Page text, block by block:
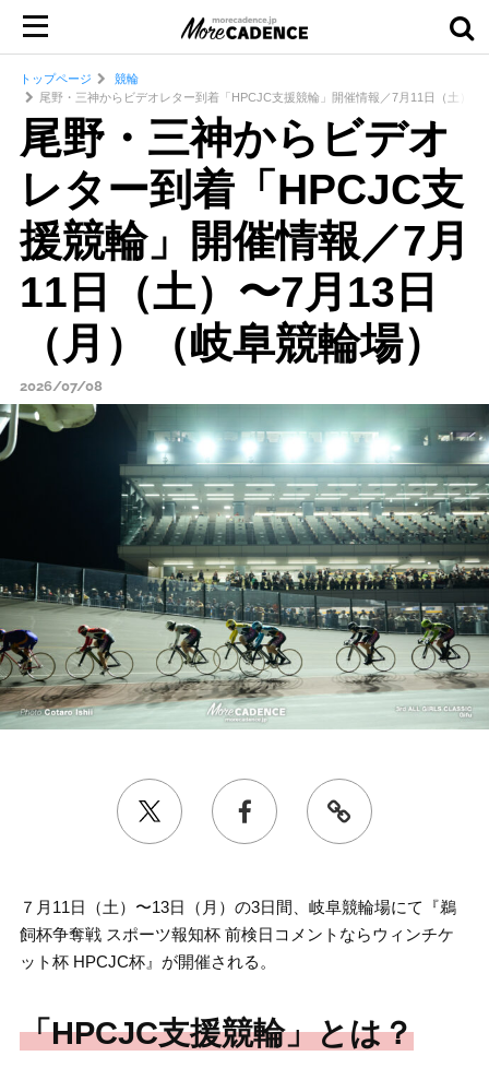
トップページ
競輪
尾野・三神からビデオレター到着「HPCJC支援競輪」開催情報／7月11日（土）
尾野・三神からビデオ
レター到着「HPCJC支
援競輪」開催情報／7月
11日（土）〜7月13日
（月）（岐阜競輪場）
2026/07/08
７月11日（土）〜13日（月）の3日間、岐阜競輪場にて『鵜
飼杯争奪戦 スポーツ報知杯 前検日コメントならウィンチケ
ット杯 HPCJC杯』が開催される。
「HPCJC支援競輪」とは？